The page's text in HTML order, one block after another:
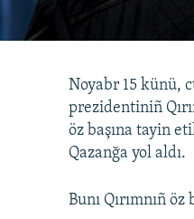
Noyabr 15 künü,
prezidentiniñ
öz başına tayin
Qazanğa yol aldı.
Bunı Qırımnıñ